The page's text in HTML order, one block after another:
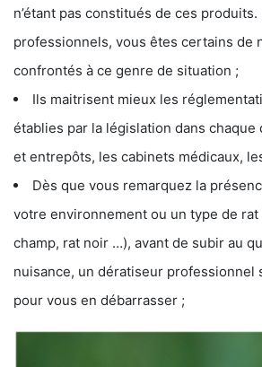
n’étant pas constitués de ces
professionnels, vous êtes certains de
confrontés à ce genre de situation ;
Ils maitrisent mieux les
établies par la législation dans chaque
et entrepôts, les cabinets médicaux,
Dès que vous remarquez la
votre environnement ou un type de rat
champ, rat noir …), avant de subir au
nuisance, un dératiseur professionnel
pour vous en débarrasser ;